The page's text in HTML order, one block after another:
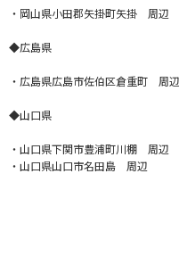
・岡山県小田郡矢掛町矢掛 周辺
◆広島県
・広島県広島市佐伯区倉重町 周辺
◆山口県
・山口県下関市豊浦町川棚 周辺
・山口県山口市名田島 周辺